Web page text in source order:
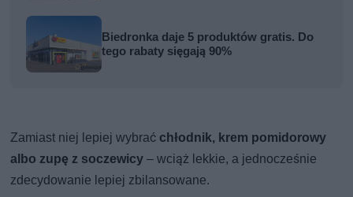
Biedronka daje 5 produktów gratis. Do
tego rabaty sięgają 90%
Zamiast niej lepiej wybrać chłodnik, krem pomidorowy
albo zupę z soczewicy – wciąż lekkie, a jednocześnie
zdecydowanie lepiej zbilansowane.